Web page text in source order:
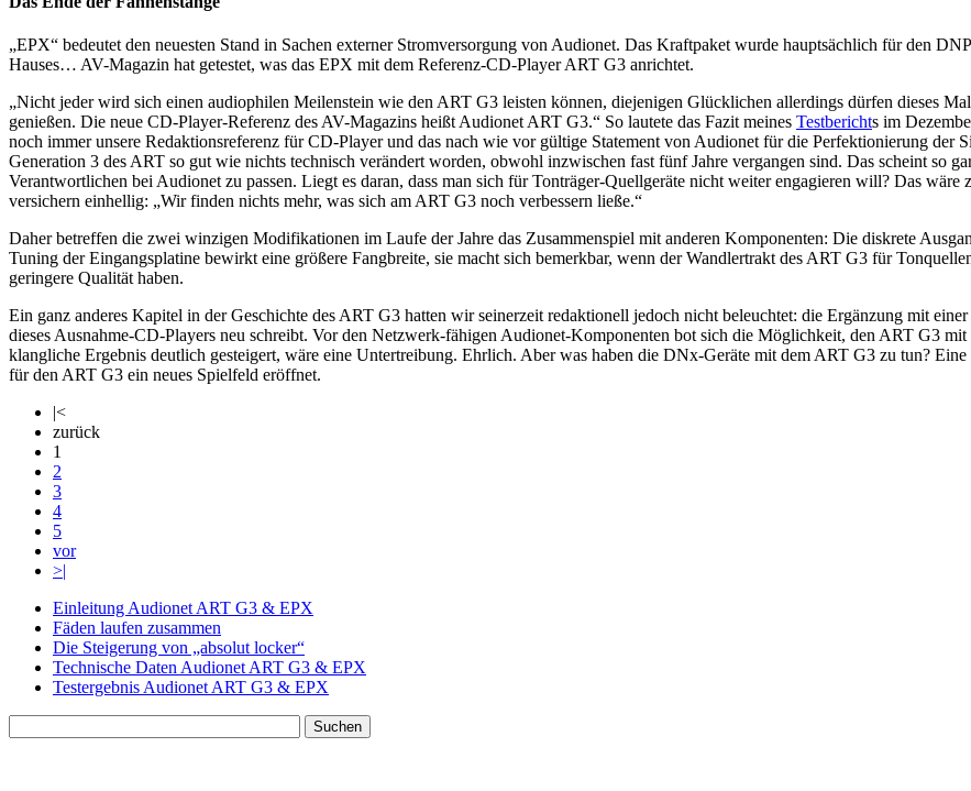
„EPX“ bedeutet den neuesten Stand in Sachen externer Stromversorgung von Audionet. Das Kraftpaket wurde hauptsächlich für den
Hauses… AV-Magazin hat getestet, was das EPX mit dem Referenz-CD-Player ART G3 anrichtet.
„Nicht jeder wird sich einen audiophilen Meilenstein wie den ART G3 leisten können, diejenigen Glücklichen allerdings dürfen dieses
genießen. Die neue CD-Player-Referenz des AV-Magazins heißt Audionet ART G3.“ So lautete das Fazit meines Testberichts im
noch immer unsere Redaktionsreferenz für CD-Player und das nach wie vor gültige Statement von Audionet für die Perfektionierung der
Generation 3 des ART so gut wie nichts technisch verändert worden, obwohl inzwischen fast fünf Jahre vergangen sind. Das scheint so
Verantwortlichen bei Audionet zu passen. Liegt es daran, dass man sich für Tonträger-Quellgeräte nicht weiter engagieren will? Das
versichern einhellig: „Wir finden nichts mehr, was sich am ART G3 noch verbessern ließe.“
Daher betreffen die zwei winzigen Modifikationen im Laufe der Jahre das Zusammenspiel mit anderen Komponenten: Die diskrete
Tuning der Eingangsplatine bewirkt eine größere Fangbreite, sie macht sich bemerkbar, wenn der Wandlertrakt des ART G3 für
geringere Qualität haben.
Ein ganz anderes Kapitel in der Geschichte des ART G3 hatten wir seinerzeit redaktionell jedoch nicht beleuchtet: die Ergänzung mit
dieses Ausnahme-CD-Players neu schreibt. Vor den Netzwerk-fähigen Audionet-Komponenten bot sich die Möglichkeit, den ART G3
klangliche Ergebnis deutlich gesteigert, wäre eine Untertreibung. Ehrlich. Aber was haben die DNx-Geräte mit dem ART G3 zu tun?
für den ART G3 ein neues Spielfeld eröffnet.
|<
zurück
1
2
3
4
5
vor
>|
Einleitung Audionet ART G3 & EPX
Fäden laufen zusammen
Die Steigerung von „absolut locker“
Technische Daten Audionet ART G3 & EPX
Testergebnis Audionet ART G3 & EPX